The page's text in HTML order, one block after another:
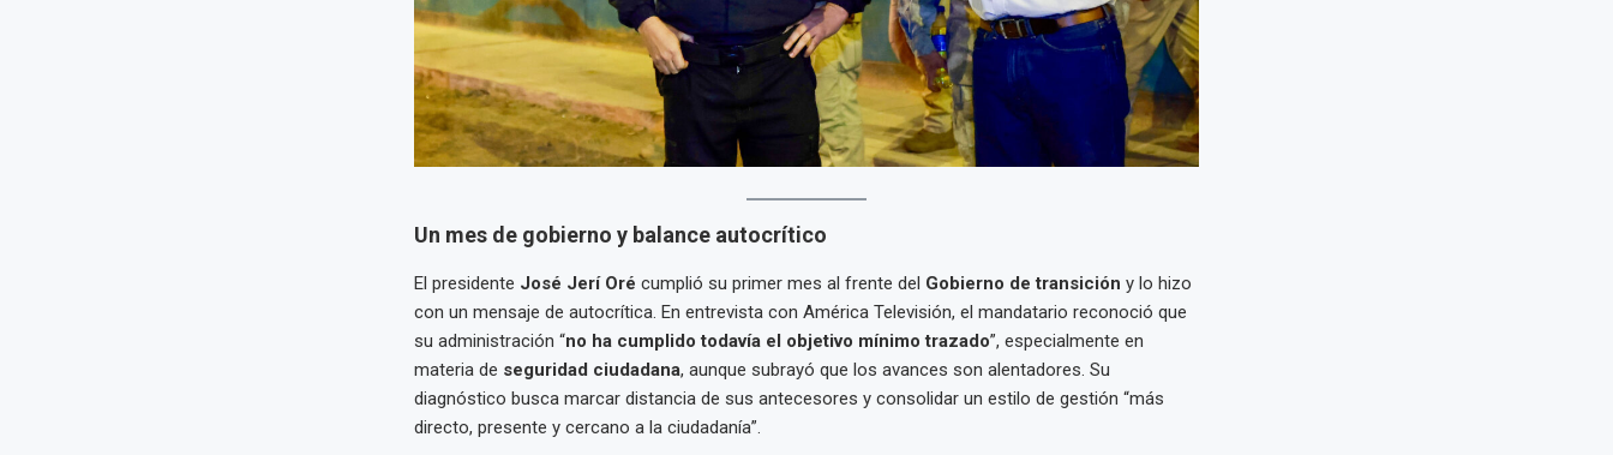
Un mes de gobierno y balance autocrítico
El presidente José Jerí Oré cumplió su primer mes al frente del Gobierno de transición y lo hizo
con un mensaje de autocrítica. En entrevista con América Televisión, el mandatario reconoció que
su administración “no ha cumplido todavía el objetivo mínimo trazado”, especialmente en
materia de seguridad ciudadana, aunque subrayó que los avances son alentadores. Su
diagnóstico busca marcar distancia de sus antecesores y consolidar un estilo de gestión “más
directo, presente y cercano a la ciudadanía”.